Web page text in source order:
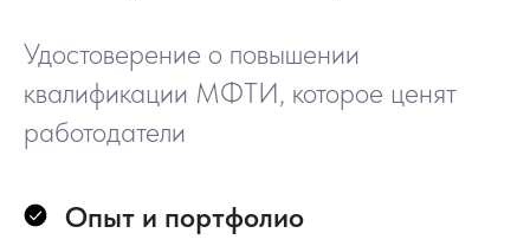
Удостоверение о повышении
квалификации МФТИ, которое ценят
работодатели
Опыт и портфолио
МФТИ №1 среди
России